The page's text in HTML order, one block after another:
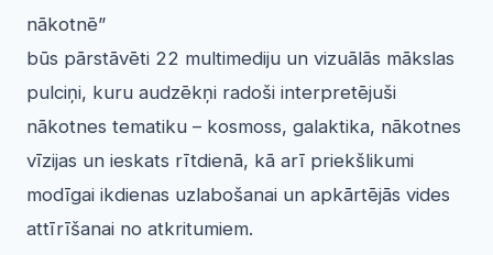
nākotnē”
būs pārstāvēti 22 multimediju un vizuālās mākslas
pulciņi, kuru audzēkņi radoši interpretējuši
nākotnes tematiku – kosmoss, galaktika, nākotnes
vīzijas un ieskats rītdienā, kā arī priekšlikumi
modīgai ikdienas uzlabošanai un apkārtējās vides
attīrīšanai no atkritumiem.